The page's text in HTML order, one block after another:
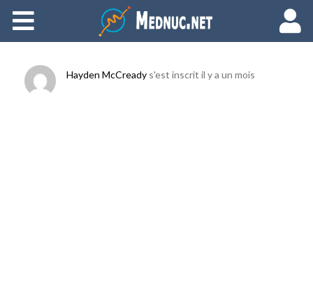
Ajouter du contenu
Hayden McCready s'est inscrit il y a un mois